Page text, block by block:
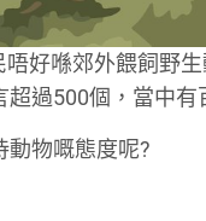
好喺郊外餵飼野
過500個，當中有
動物嘅態度呢?